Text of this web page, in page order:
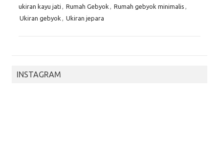
ukiran kayu jati , Rumah Gebyok , Rumah gebyok minimalis ,
Ukiran gebyok , Ukiran jepara
INSTAGRAM